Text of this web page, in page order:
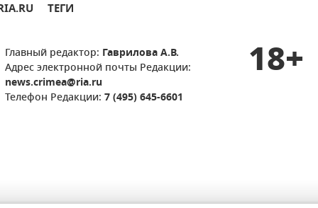
ТЕГИ
Главный редактор: Гаврилова А.В.
Адрес электронной почты Редакции:
news.crimea@ria.ru
Телефон Редакции: 7 (495) 645-6601
18+